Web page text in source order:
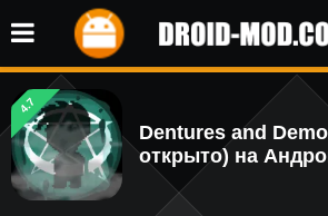
4.7
Dentures and
открыто) на